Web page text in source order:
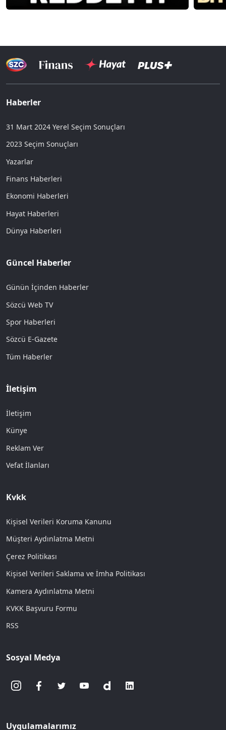
Haberler
31 Mart 2024 Yerel Seçim Sonuçları
2023 Seçim Sonuçları
Yazarlar
Finans Haberleri
Ekonomi Haberleri
Hayat Haberleri
Dünya Haberleri
Güncel Haberler
Günün İçinden Haberler
Sözcü Web TV
Spor Haberleri
Sözcü E-Gazete
Tüm Haberler
İletişim
İletişim
Künye
Reklam Ver
Vefat İlanları
Kvkk
Kişisel Verileri Koruma Kanunu
Müşteri Aydınlatma Metni
Çerez Politikası
Kişisel Verileri Saklama ve İmha Politikası
Kamera Aydınlatma Metni
KVKK Başvuru Formu
RSS
Sosyal Medya
Uygulamalarımız